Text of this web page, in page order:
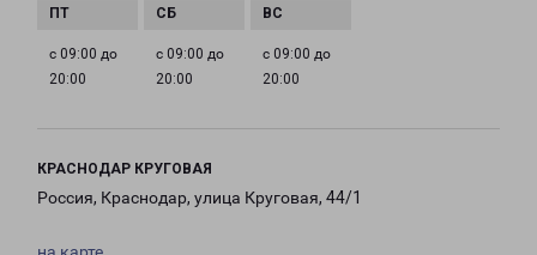
с 09:00 до
20:00
с 09:00 до
20:00
с 09:00 до
20:00
КРАСНОДАР КРУГОВАЯ
Россия, Краснодар, улица Круговая, 44/1